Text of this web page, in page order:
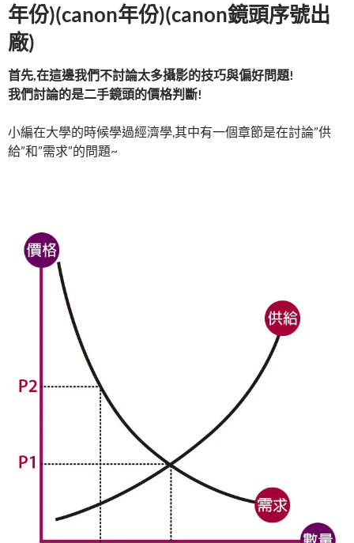
年份)(canon年份)(canon鏡頭序號出
廠)
首先,在這邊我們不討論太多攝影的技巧與偏好問題!
我們討論的是二手鏡頭的價格判斷!
小編在大學的時候學過經濟學,其中有一個章節是在討論”供
給”和”需求”的問題~